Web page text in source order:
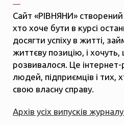
Сайт «РІВНЯНИ»
хто хоче бути в курсі
досягти успіху в житті,
життєву позицію, і
розвивалося. Це
людей, підприємців і тих,
свою власну справу.
Архів усіх випусків